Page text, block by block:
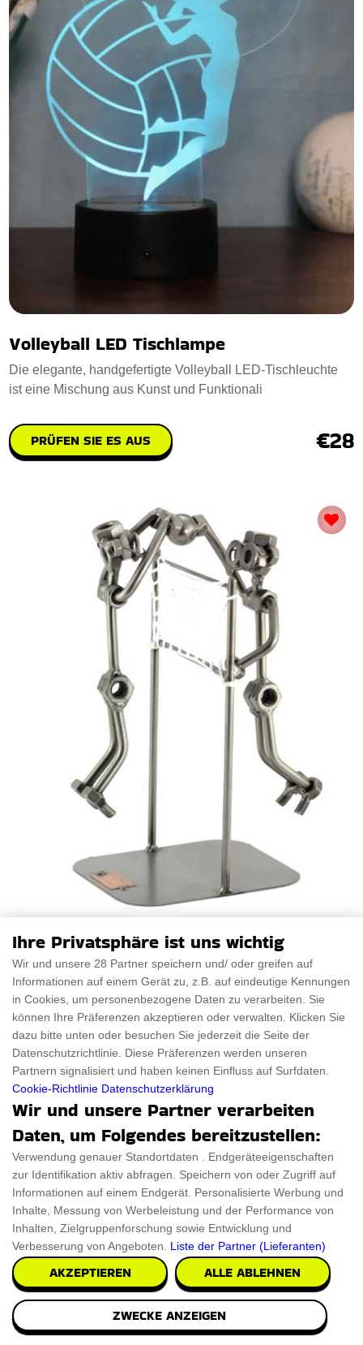
Volleyball LED Tischlampe
Die elegante, handgefertigte Volleyball LED-Tischleuchte
ist eine Mischung aus Kunst und Funktionali
PRÜFEN SIE ES AUS €28
Volleyball Skulptur
Wir präsentieren eine atemberaubende handgefertigte
Volleyball-Skulptur, die die Schönheit der Spo
PRÜFEN SIE ES AUS €49.99
James Bond 007 Herren Parfuem
Genießen Sie den Charme des James Bond 007
Herrenparfums, eine verführerische Mischung aus Klasse
PRÜFEN SIE ES AUS
James Bond 007 Manschettenknoepfe
Ihre Privatsphäre ist uns wichtig
Wir und unsere 28 Partner speichern und/ oder greifen auf
Informationen auf einem Gerät zu, z.B. auf eindeutige Kennungen
in Cookies, um personenbezogene Daten zu verarbeiten. Sie
können Ihre Präferenzen akzeptieren oder verwalten. Klicken Sie
dazu bitte unten oder besuchen Sie jederzeit die Seite der
Datenschutzrichtlinie. Diese Präferenzen werden unseren
Partnern signalisiert und haben keinen Einfluss auf Surfdaten.
Cookie-Richtlinie Datenschutzerklärung
Wir und unsere Partner verarbeiten
Daten, um Folgendes bereitzustellen:
Verwendung genauer Standortdaten . Endgeräteeigenschaften
zur Identifikation aktiv abfragen. Speichern von oder Zugriff auf
Informationen auf einem Endgerät. Personalisierte Werbung und
Inhalte, Messung von Werbeleistung und der Performance von
Inhalten, Zielgruppenforschung sowie Entwicklung und
Verbesserung von Angeboten. Liste der Partner (Lieferanten)
AKZEPTIEREN ALLE ABLEHNEN
ZWECKE ANZEIGEN